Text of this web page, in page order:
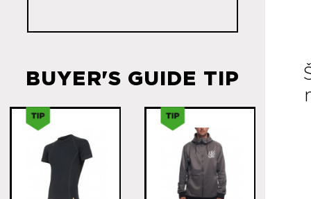
BUYER'S GUIDE TIP